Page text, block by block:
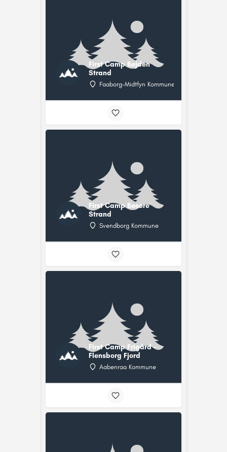
First Camp Bøjden
Strand
Faaborg-Midtfyn Kommune
First Camp Bøsøre
Strand
Svendborg Kommune
First Camp Frigård –
Flensborg Fjord
Aabenraa Kommune